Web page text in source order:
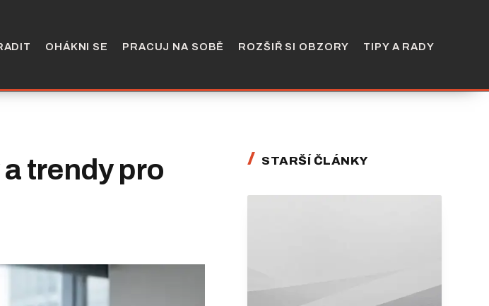
OHÁKNI SE PRACUJ NA SOBĚ ROZŠIŘ SI OBZORY TIPY A RADY
trendy pro
STARŠÍ ČLÁNKY